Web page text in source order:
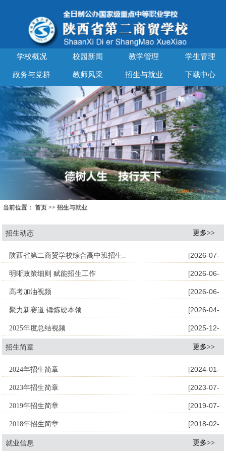
学校概况 校园新闻 教学管理 学生管理
政务与党群 教师风采 招生与就业 下载中心
当前位置： 首页 >> 招生与就业
招生动态 更多>>
陕西省第二商贸学校综合高中班招生.. [2026-07-
08]
明晰政策细则 赋能招生工作 [2026-06-
10]
高考加油视频 [2026-06-
04]
聚力新赛道 锤炼硬本领 [2026-04-
21]
2025年度总结视频 [2025-12-
29]
招生简章 更多>>
2024年招生简章 [2024-01-
28]
2023年招生简章 [2023-07-
22]
2019年招生简章 [2019-07-
29]
2018年招生简章 [2018-02-
03]
就业信息 更多>>